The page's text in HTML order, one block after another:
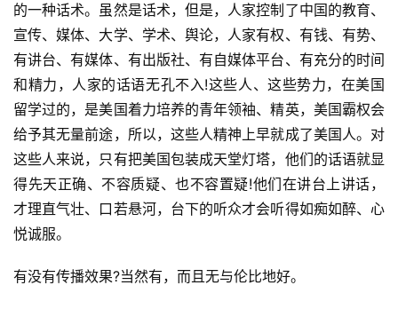
的一种话术。虽然是话术，但是，人家控制了中国的教育、
宣传、媒体、大学、学术、舆论，人家有权、有钱、有势、
有讲台、有媒体、有出版社、有自媒体平台、有充分的时间
和精力，人家的话语无孔不入!这些人、这些势力，在美国
留学过的，是美国着力培养的青年领袖、精英，美国霸权会
给予其无量前途，所以，这些人精神上早就成了美国人。对
这些人来说，只有把美国包装成天堂灯塔，他们的话语就显
得先天正确、不容质疑、也不容置疑!他们在讲台上讲话，
才理直气壮、口若悬河，台下的听众才会听得如痴如醉、心
悦诚服。
有没有传播效果?当然有，而且无与伦比地好。